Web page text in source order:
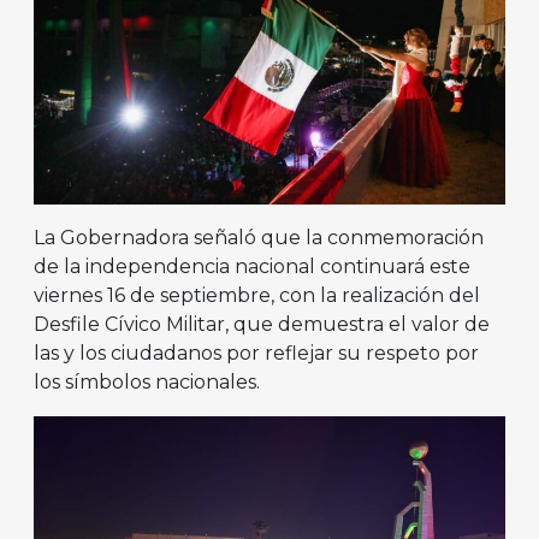
La Gobernadora señaló que la conmemoración
de la independencia nacional continuará este
viernes 16 de septiembre, con la realización del
Desfile Cívico Militar, que demuestra el valor de
las y los ciudadanos por reflejar su respeto por
los símbolos nacionales.